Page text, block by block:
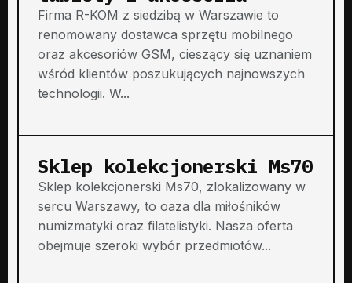
Firma R-KOM z siedzibą w Warszawie to
renomowany dostawca sprzętu mobilnego
oraz akcesoriów GSM, cieszący się uznaniem
wśród klientów poszukujących najnowszych
technologii. W...
Sklep kolekcjonerski Ms70
Sklep kolekcjonerski Ms70, zlokalizowany w
sercu Warszawy, to oaza dla miłośników
numizmatyki oraz filatelistyki. Nasza oferta
obejmuje szeroki wybór przedmiotów...